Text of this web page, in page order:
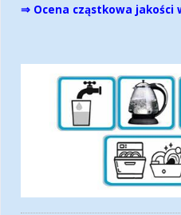
⇒ Ocena cząstkowa jakości